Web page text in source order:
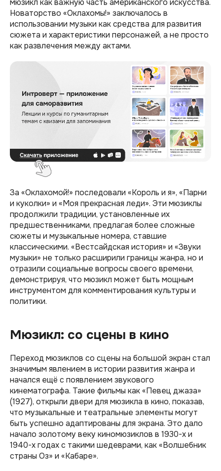
мюзикл как важную часть американского искусства.
Новаторство «Оклахомы!» заключалось в
использовании музыки как средства для развития
сюжета и характеристики персонажей, а не просто
как развлечения между актами.
За «Оклахомой!» последовали «Король и я», «Парни
и куколки» и «Моя прекрасная леди». Эти мюзиклы
продолжили традиции, установленные их
предшественниками, предлагая более сложные
сюжеты и музыкальные номера, ставшие
классическими. «Вестсайдская история» и «Звуки
музыки» не только расширили границы жанра, но и
отразили социальные вопросы своего времени,
демонстрируя, что мюзикл может быть мощным
инструментом для комментирования культуры и
политики.
Мюзикл: со сцены в кино
Переход мюзиклов со сцены на большой экран стал
значимым явлением в истории развития жанра и
начался ещё с появлением звукового
кинематографа. Такие фильмы как «Певец джаза»
(1927), открыли двери для мюзикла в кино, показав,
что музыкальные и театральные элементы могут
быть успешно адаптированы для экрана. Это дало
начало золотому веку киномюзиклов в 1930-х и
1940-х годах с такими шедеврами, как «Волшебник
страны Оз» и «Кабаре».